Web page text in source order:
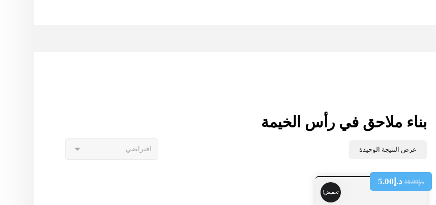
بناء ملاحق في رأس الخيمة
عرض النتيجة الوحيدة
تخفيض!
د.إ10.00 د.إ 5.00